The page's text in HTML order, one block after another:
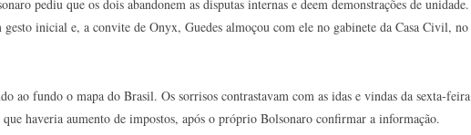
pediu que os dois abandonem as disputas internas e deem demonstrações de unidade.
inicial e, a convite de Onyx, Guedes almoçou com ele no gabinete da Casa Civil, no
ao fundo o mapa do Brasil. Os sorrisos contrastavam com as idas e vindas da sexta-feira
haveria aumento de impostos, após o próprio Bolsonaro confirmar a informação.